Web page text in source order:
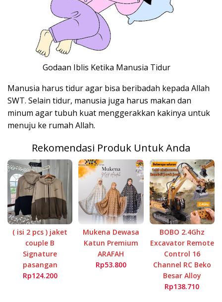
Godaan Iblis Ketika Manusia Tidur
Manusia harus tidur agar bisa beribadah kepada Allah
SWT. Selain tidur, manusia juga harus makan dan
minum agar tubuh kuat menggerakkan kakinya untuk
menuju ke rumah Allah.
Rekomendasi Produk Untuk Anda
( isi 2 pcs ) jaket
couple B
Signature
pasangan
Rp124.200
Mukena Dewasa
Katun Premium
ARAFAH
Rp53.800
BOBO 2.4Ghz
Excavator Remote
Control 16
Channel RC Beko
Besar Alloy
Rp138.710